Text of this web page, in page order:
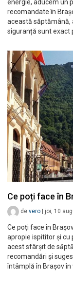
energie, aducem un
recomandate în
această săptămână,
siguranță sunt exact
Ce poți face în
de vero joi, 10
Ce poți face în
apropie ispititor și cu
acest sfârșit de
recomandări și
întâmplă în Brașov în